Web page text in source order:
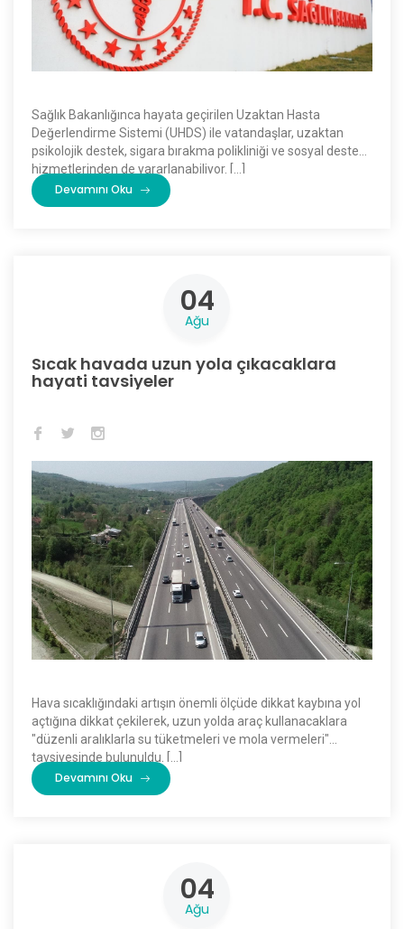
Sağlık Bakanlığınca hayata geçirilen Uzaktan Hasta
Değerlendirme Sistemi (UHDS) ile vatandaşlar, uzaktan
psikolojik destek, sigara bırakma polikliniği ve sosyal destek
hizmetlerinden de yararlanabiliyor. […]
Devamını Oku
04
Ağu
Sıcak havada uzun yola çıkacaklara
hayati tavsiyeler
Hava sıcaklığındaki artışın önemli ölçüde dikkat kaybına yol
açtığına dikkat çekilerek, uzun yolda araç kullanacaklara
"düzenli aralıklarla su tüketmeleri ve mola vermeleri"
tavsiyesinde bulunuldu. […]
Devamını Oku
04
Ağu